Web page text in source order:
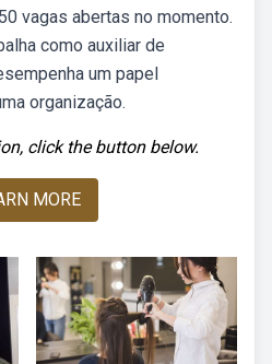
vagas abertas no momento.
como auxiliar de
um papel
organização.
click the button below.
MORE